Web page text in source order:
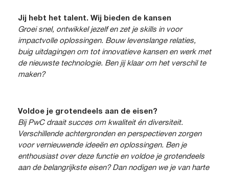
Jij hebt het talent. Wij bieden de kansen
Groei snel, ontwikkel jezelf en zet je skills in voor
impactvolle oplossingen. Bouw levenslange relaties,
buig uitdagingen om tot innovatieve kansen en werk met
de nieuwste technologie. Ben jij klaar om het verschil te
maken?
Voldoe je grotendeels aan de eisen?
Bij PwC draait succes om kwaliteit én diversiteit.
Verschillende achtergronden en perspectieven zorgen
voor vernieuwende ideeën en oplossingen. Ben je
enthousiast over deze functie en voldoe je grotendeels
aan de belangrijkste eisen? Dan nodigen we je van harte